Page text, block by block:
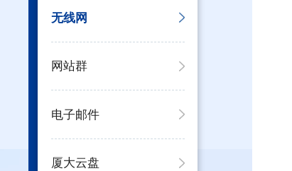
无线网
网站群
电子邮件
厦大云盘